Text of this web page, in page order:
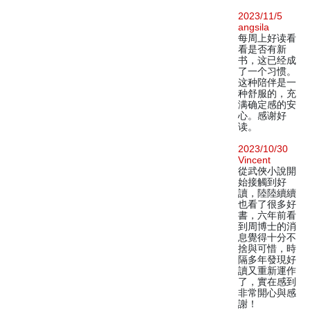
2023/11/5
angsila
每周上好读看
看是否有新
书，这已经成
了一个习惯。
这种陪伴是一
种舒服的，充
满确定感的安
心。感谢好
读。
2023/10/30
Vincent
從武俠小說開
始接觸到好
讀，陸陸續續
也看了很多好
書，六年前看
到周博士的消
息覺得十分不
捨與可惜，時
隔多年發現好
讀又重新運作
了，實在感到
非常開心與感
謝！